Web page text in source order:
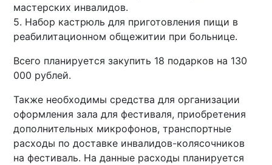
мастерских инвалидов.
5. Набор кастрюль для приготовления пищи в
реабилитационном общежитии при больнице.
Всего планируется закупить 18 подарков на 130
000 рублей.
Также необходимы средства для организации
оформления зала для фестиваля, приобретения
дополнительных микрофонов, транспортные
расходы по доставке инвалидов-колясочников
на фестиваль. На данные расходы планируется